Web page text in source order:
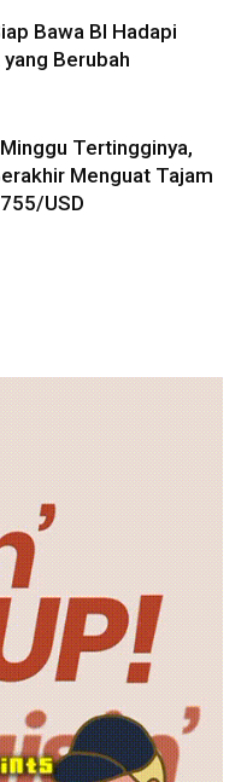
Bawa BI Hadapi
Berubah
Tertingginya,
Menguat Tajam
USD